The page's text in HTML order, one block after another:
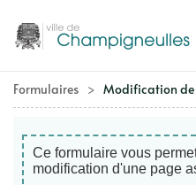
Accéder au contenu
Formulaires Modification
Ce formulaire vous
modification d'une page